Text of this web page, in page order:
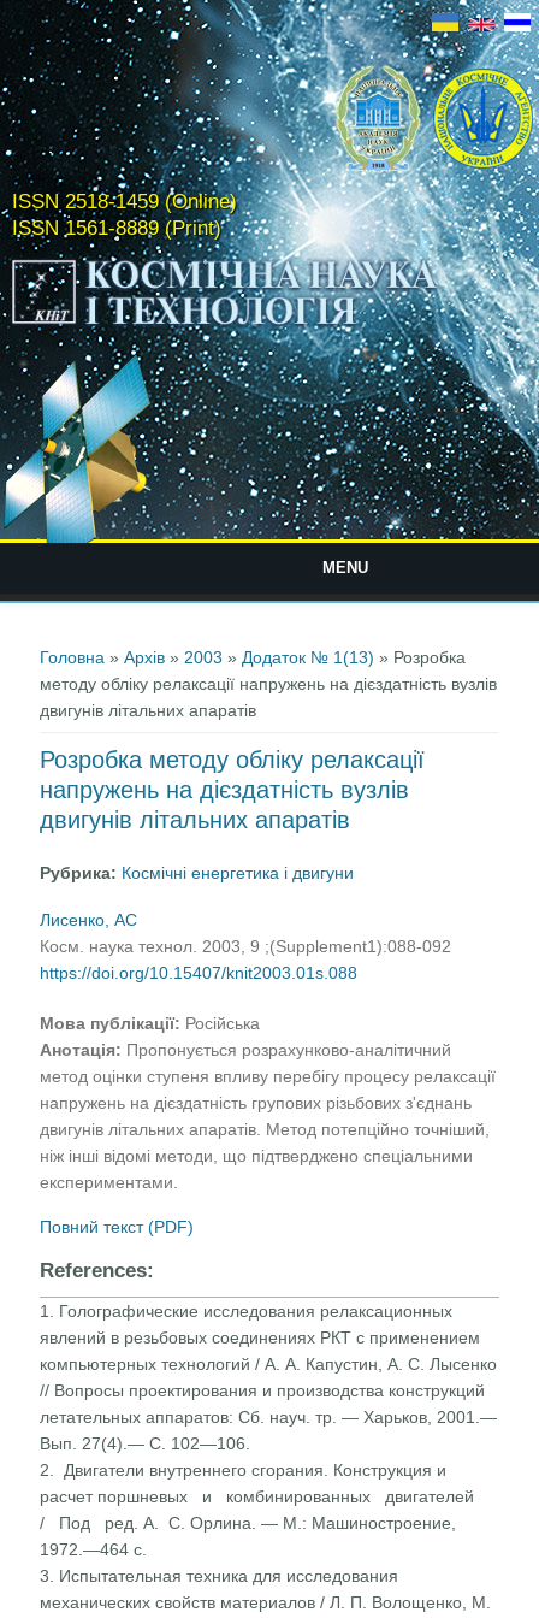
ISSN 2518-1459 (Online)
ISSN 1561-8889 (Print)
MENU
Головна »Архів » 2003 » Додаток № 1(13) » Розробка
методу обліку релаксації напружень на дієздатність вузлів
двигунів літальних апаратів
Розробка методу обліку релаксації
напружень на дієздатність вузлів
двигунів літальних апаратів
Рубрика: Космічні енергетика і двигуни
Лисенко, АС
Косм. наука технол. 2003, 9 ;(Supplement1):088-092
https://doi.org/10.15407/knit2003.01s.088
Мова публікації: Російська
Анотація: Пропонується розрахунково-аналітичний
метод оцінки ступеня впливу перебігу процесу релаксації
напружень на дієздатність групових різьбових з'єднань
двигунів літальних апаратів. Метод потепційно точніший,
ніж інші відомі методи, що підтверджено спеціальними
експериментами.
Повний текст (PDF)
References:
1. Голографические исследования релаксационных
явлений в резьбовых соединениях РКТ с применением
компьютерных технологий / А. А. Капустин, А. С. Лысенко
// Вопросы проектирования и производства конструкций
летательных аппаратов: Сб. науч. тр. — Харьков, 2001.—
Вып. 27(4).— С. 102—106.
2. Двигатели внутреннего сгорания. Конструкция и
расчет поршневых и комбинированных двигателей
/ Под ред. A. С. Орлина. — М.: Машиностроение,
1972.—464 с.
3. Испытательная техника для исследования
механических свойств материалов / Л. П. Волощенко, М.